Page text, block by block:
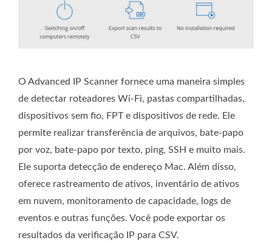
O Advanced IP Scanner fornece uma maneira simples
de detectar roteadores Wi-Fi, pastas compartilhadas,
dispositivos sem fio, FPT e dispositivos de rede. Ele
permite realizar transferência de arquivos, bate-papo
por voz, bate-papo por texto, ping, SSH e muito mais.
Ele suporta detecção de endereço Mac. Além disso,
oferece rastreamento de ativos, inventário de ativos
em nuvem, monitoramento de capacidade, logs de
eventos e outras funções. Você pode exportar os
resultados da verificação IP para CSV.